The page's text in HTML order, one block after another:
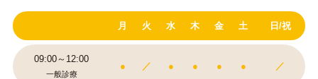
月 火 水 木 金 土 日/祝
09:00～12:00
一般診療
● ／ ● ● ● ● ／